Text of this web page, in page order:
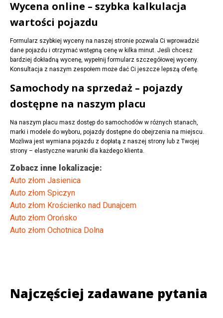
Wycena online – szybka kalkulacja
wartości pojazdu
Formularz szybkiej wyceny na naszej stronie pozwala Ci wprowadzić
dane pojazdu i otrzymać wstępną cenę w kilka minut. Jeśli chcesz
bardziej dokładną wycenę, wypełnij formularz szczegółowej wyceny.
Konsultacja z naszym zespołem może dać Ci jeszcze lepszą ofertę.
Samochody na sprzedaż – pojazdy
dostępne na naszym placu
Na naszym placu masz dostęp do samochodów w różnych stanach,
marki i modele do wyboru, pojazdy dostępne do obejrzenia na miejscu.
Możliwa jest wymiana pojazdu z dopłatą z naszej strony lub z Twojej
strony – elastyczne warunki dla każdego klienta.
Zobacz inne lokalizacje:
Auto złom Jasienica
Auto złom Spiczyn
Auto złom Krościenko nad Dunajcem
Auto złom Orońsko
Auto złom Ochotnica Dolna
Najczęściej zadawane pytania